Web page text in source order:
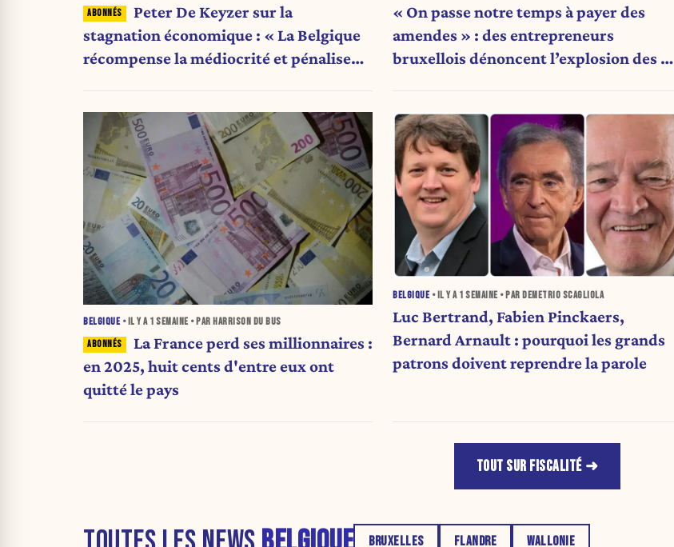
Peter De Keyzer sur la
stagnation économique : « La Belgique
récompense la médiocrité et pénalise
« On passe notre temps à payer des
amendes » : des entrepreneurs
bruxellois dénoncent l’explosion des PV
BELGIQUE • IL Y A 1 SEMAINE • PAR HARRISON DU BUS
La France perd ses millionnaires :
en 2025, huit cents d'entre eux ont
quitté le pays
BELGIQUE • IL Y A 1 SEMAINE • PAR DEMETRIO SCAGLIOLA
Luc Bertrand, Fabien Pinckaers,
Bernard Arnault : pourquoi les grands
patrons doivent reprendre la parole
TOUT SUR FISCALITÉ
BRUXELLES FLANDRE WALLONIE